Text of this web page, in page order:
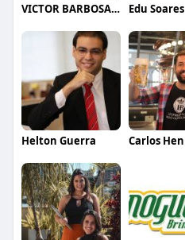
VICTOR BARBOSA QUARANTA Edu Soares
Helton Guerra